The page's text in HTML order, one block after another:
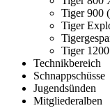
Tiger 900
Tiger
Tiger 1200
Technikbereich
Schnappschüsse
Jugendsünden
Mitgliederalben